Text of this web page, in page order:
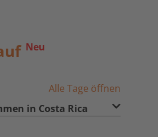
Neu
Alle Tage öffnen
in Costa Rica